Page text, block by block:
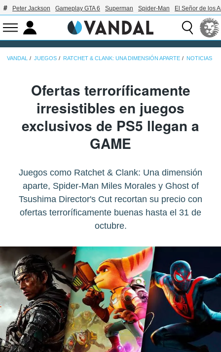
Peter Jackson Gameplay GTA 6 Superman Spider-Man El Señor de los
VANDAL JUEGOS RATCHET & CLANK: UNA DIMENSIÓN APARTE NOTICIAS
Ofertas terroríficamente
irresistibles en juegos
exclusivos de PS5 llegan a
GAME
Juegos como Ratchet & Clank: Una dimensión
aparte, Spider-Man Miles Morales y Ghost of
Tsushima Director's Cut recortan su precio con
ofertas terroríficamente buenas hasta el 31 de
octubre.